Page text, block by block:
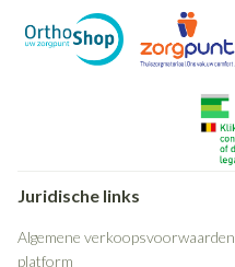
Juridische links
Algemene verkoopsvoorwaarden
platform